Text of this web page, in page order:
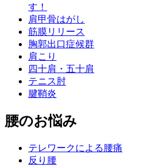
す！
肩甲骨はがし
筋膜リリース
胸郭出口症候群
肩こり
四十肩・五十肩
テニス肘
腱鞘炎
腰のお悩み
テレワークによる腰痛
反り腰